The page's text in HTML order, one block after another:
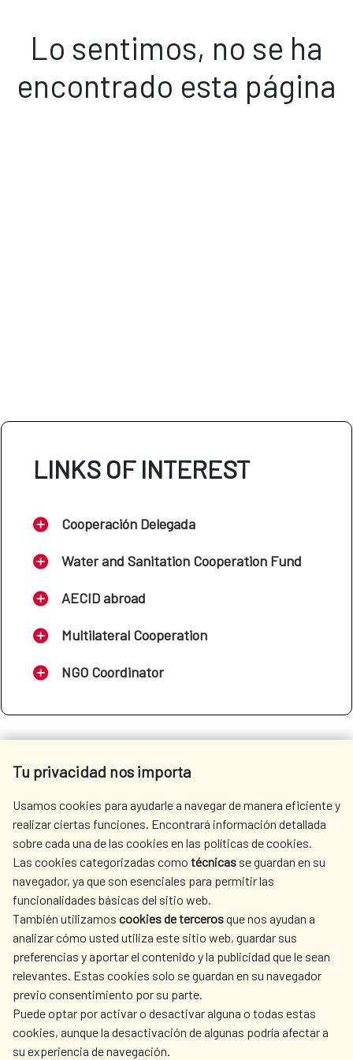
Lo sentimos, no se ha
encontrado esta página
LINKS OF INTEREST
Cooperación Delegada
Water and Sanitation Cooperation Fund
AECID abroad
Multilateral Cooperation
NGO Coordinator
SEE MORE SITES OF INTEREST
SEDE ELECTRÓNICA
Fecha de modificación de la página: 15/06/2026
Tu privacidad nos importa
Usamos cookies para ayudarle a navegar de manera eficiente y
realizar ciertas funciones. Encontrará información detallada
sobre cada una de las cookies en las políticas de cookies.
Las cookies categorizadas como técnicas se guardan en su
navegador, ya que son esenciales para permitir las
funcionalidades básicas del sitio web.
También utilizamos cookies de tercerosque nos ayudan a
analizar cómo usted utiliza este sitio web, guardar sus
preferencias y aportar el contenido y la publicidad que le sean
relevantes. Estas cookies solo se guardan en su navegador
previo consentimiento por su parte.
Puede optar por activar o desactivar alguna o todas estas
cookies, aunque la desactivación de algunas podría afectar a
su experiencia de navegación.